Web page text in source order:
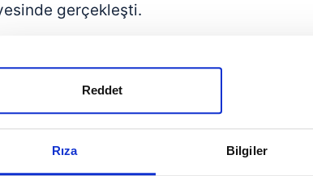
Rıza Bilgiler
Reddet
gerçekleşti.